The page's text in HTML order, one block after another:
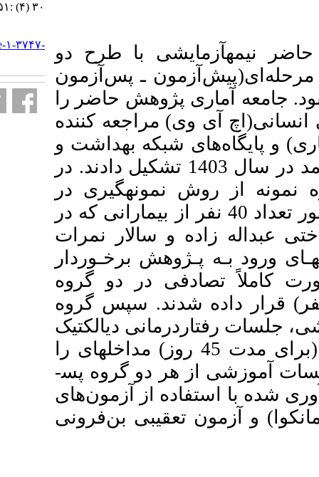
با طرح دو
ـ پس‌آزمون
حاضر را
کننده
بهداشت و
کهگیلویه و بویراحمد در سال 1403 تشکیل دادند. در
در
تعداد 40 نفر از بیمارانی که در
نمرات
برخـوردار
در دو گروه
داده شدند. سپس گروه
دیالکتیک
و گروه کنترل(برای مدت 45 روز) مداخله­ای را
دو گروه پس­
از آزمون‌های
بن‌فرونی
http://armaghanj.yums.ac.ir/article-۱-۳۷۴۷-